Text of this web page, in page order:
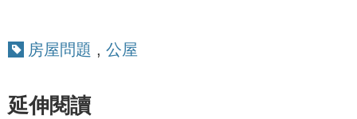
房屋問題 , 公屋
延伸閱讀